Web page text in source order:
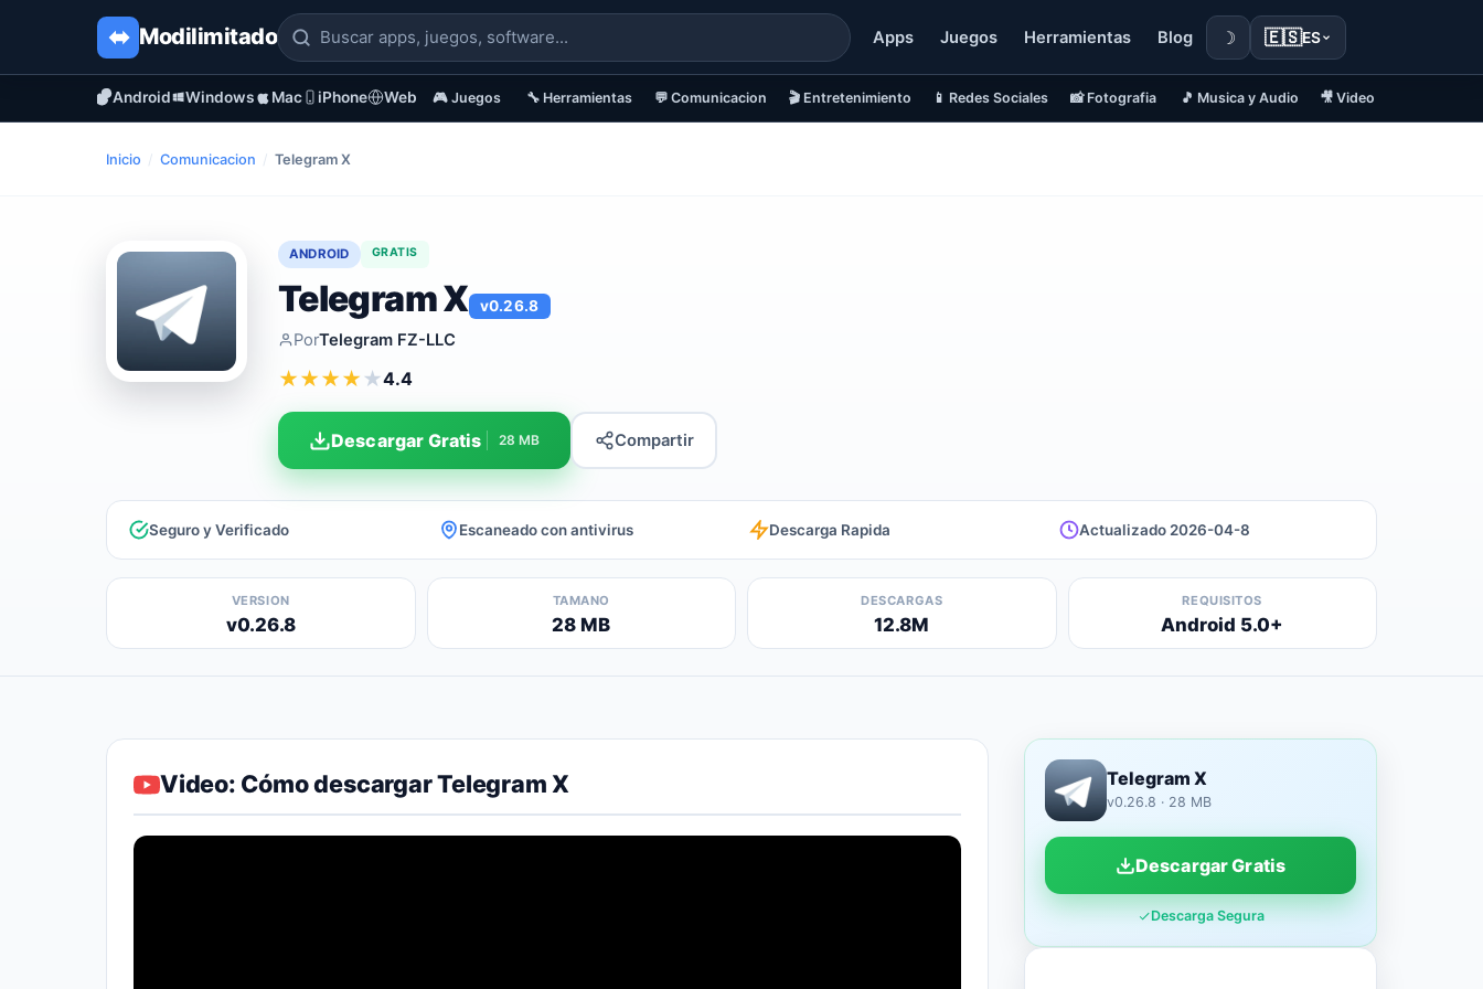
Modilimitado Apps Juegos Herramientas Blog ☽ 🇪🇸ES
Android Windows Mac iPhone Web 🎮 Juegos 🔧 Herramientas 💬 Comunicacion 🎬 Entretenimiento 📱 Redes Sociales 📸 Fotografia 🎵 Musica y Audio 🎥 Video
Inicio / Comunicacion / Telegram X
ANDROID GRATIS
Telegram X v0.26.8
PorTelegram FZ-LLC
★★★★ ★4.4
Descargar Gratis 28 MB Compartir
Seguro y Verificado Escaneado con antivirus Descarga Rapida Actualizado 2026-04-8
VERSION
v0.26.8
TAMANO
28 MB
DESCARGAS
12.8M
REQUISITOS
Android 5.0+
Video: Cómo descargar Telegram X Telegram X
v0.26.8 · 28 MB
Descargar Gratis
Descarga Segura